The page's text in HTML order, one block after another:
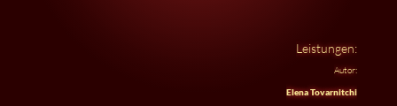
Leistungen:
Autor:
Elena Tovarnitchi